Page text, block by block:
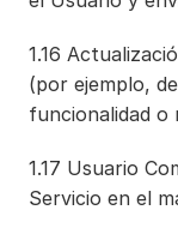
1.16
(por ejemplo,
funcionalidad o
1.17 Usuario
Servicio en el